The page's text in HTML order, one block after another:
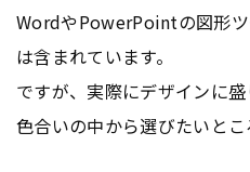
WordやPowerPointの図形ツ
は含まれています。
ですが、実際にデザインに
色合いの中から選びたいとこ